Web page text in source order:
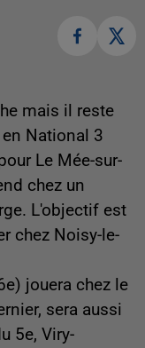
mais il reste
National 3
Le Mée-sur-
chez un
L'objectif est
chez Noisy-le-
jouera chez le
sera aussi
5e, Viry-